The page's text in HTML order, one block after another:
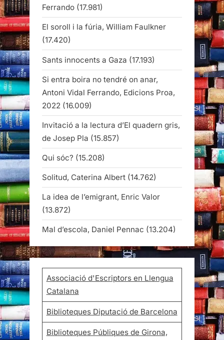
Ferrando (17.981)
El soroll i la fúria, William Faulkner
(17.420)
Sants innocents a Gaza (17.193)
Si entra boira no tendré on anar,
Antoni Vidal Ferrando, Edicions Proa,
2022 (16.009)
Invitació a la lectura d’El quadern gris,
de Josep Pla (15.857)
Qui sóc? (15.208)
Solitud, Caterina Albert (14.762)
La idea de l’emigrant, Enric Valor
(13.872)
Mal d’escola, Daniel Pennac (13.204)
Associació d'Escriptors en Llengua
Catalana
Biblioteques Diputació de Barcelona
Biblioteques Públiques de Girona,